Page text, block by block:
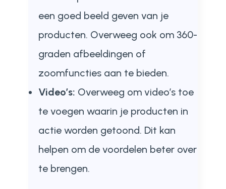
een goed beeld geven van je
producten. Overweeg ook om 360-
graden afbeeldingen of
zoomfuncties aan te bieden.
Video’s: Overweeg om video’s toe
te voegen waarin je producten in
actie worden getoond. Dit kan
helpen om de voordelen beter over
te brengen.